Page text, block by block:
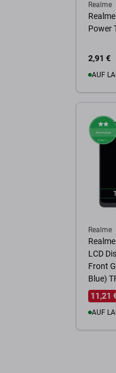
Realme
Power
2,91 €
AUF
Realme
LCD
Front
Blue)
11,21
AUF